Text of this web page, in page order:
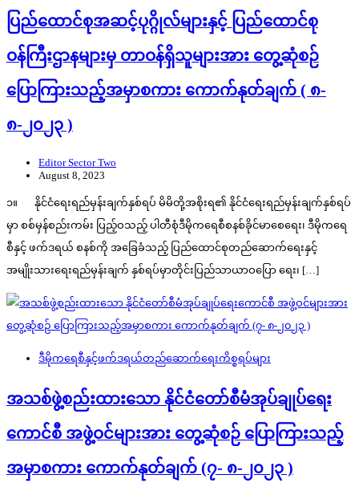
ပြည်ထောင်စုအဆင့်ပုဂ္ဂိုလ်များနှင့် ပြည်ထောင်စု
ဝန်ကြီးဌာနများမှ တာဝန်ရှိသူများအား တွေ့ဆုံစဉ်
ပြောကြားသည့်အမှာစကား ကောက်နုတ်ချက် ( ၈-
၈-၂၀၂၃ )
Editor Sector Two
August 8, 2023
၁။ နိုင်ငံရေးရည်မှန်းချက်နှစ်ရပ် မိမိတို့အစိုးရ၏ နိုင်ငံရေးရည်မှန်းချက်နှစ်ရပ်
မှာ စစ်မှန်စည်းကမ်း ပြည့်ဝသည့် ပါတီစုံဒီမိုကရေစီစနစ်ခိုင်မာစေရေး၊ ဒီမိုကရေ
စီနှင့် ဖက်ဒရယ် စနစ်ကို အခြေခံသည့် ပြည်ထောင်စုတည်ဆောက်ရေးနှင့်
အမျိုးသားရေးရည်မှန်းချက် နှစ်ရပ်မှာတိုင်းပြည်သာယာဝပြော ရေး၊ […]
ဒီမိုကရေစီနှင့်ဖက်ဒရယ်တည်ဆောက်‌ရေးကိစ္စရပ်များ
အသစ်ဖွဲ့စည်းထားသော နိုင်ငံတော်စီမံအုပ်ချုပ်ရေး
ကောင်စီ အဖွဲ့ဝင်များအား တွေ့ဆုံစဉ် ပြောကြားသည့်
အမှာစကား ကောက်နုတ်ချက် (၇- ၈-၂၀၂၃ )